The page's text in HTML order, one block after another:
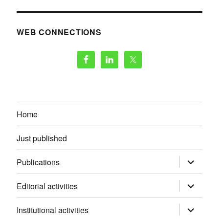
WEB CONNECTIONS
Home
Just published
Publications apri
i
menu
child
Editorial activities apri
i
menu
child
Institutional activities apri
i